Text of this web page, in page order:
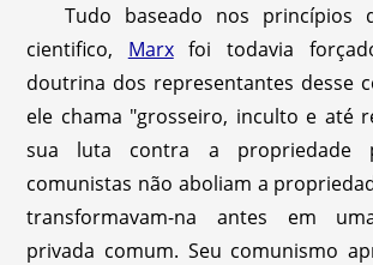
Tudo baseado nos princípios
cientifico, Marxfoi todavia
doutrina dos representantes desse
ele chama "grosseiro, inculto e até
sua luta contra a propriedade
comunistas não aboliam a
transformavam-na antes em
privada comum. Seu comunismo